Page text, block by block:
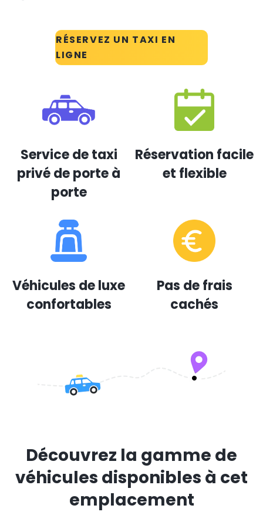
RÉSERVEZ UN TAXI EN
LIGNE
Service de taxi
privé de porte à
porte
Réservation facile
et flexible
Véhicules de luxe
confortables
Pas de frais
cachés
Découvrez la gamme de
véhicules disponibles à cet
emplacement